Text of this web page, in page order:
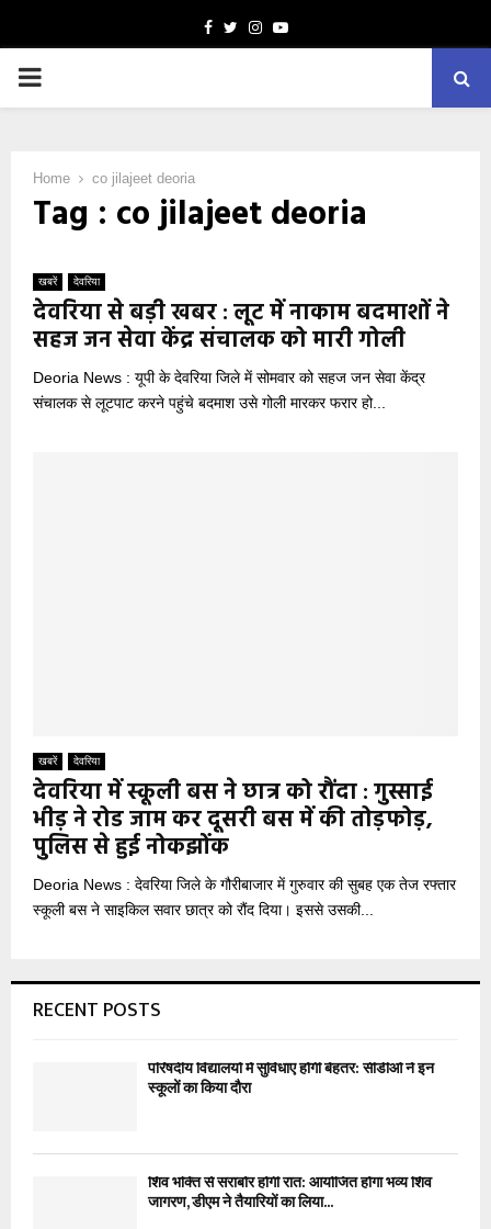
Facebook
TwitterInstagram
Youtube
PRIMARY
Home co jilajeet deoria
Tag : co jilajeet deoria
खबरें देवरिया
देवरिया से बड़ी खबर : लूट में नाकाम बदमाशों ने
सहज जन सेवा केंद्र संचालक को मारी गोली
Deoria News : यूपी के देवरिया जिले में सोमवार को सहज जन सेवा केंद्र
संचालक से लूटपाट करने पहुंचे बदमाश उसे गोली मारकर फरार हो...
खबरें देवरिया
देवरिया में स्कूली बस ने छात्र को रौंदा : गुस्साई
भीड़ ने रोड जाम कर दूसरी बस में की तोड़फोड़,
पुलिस से हुई नोकझोंक
Deoria News : देवरिया जिले के गौरीबाजार में गुरुवार की सुबह एक तेज रफ्तार
स्कूली बस ने साइकिल सवार छात्र को रौंद दिया। इससे उसकी...
RECENT POSTS
परिषदीय विद्यालयों में सुविधाएं होंगी बेहतर: सीडीओ ने इन
स्कूलों का किया दौरा
शिव भक्ति से सराबोर होगी रात: आयोजित होगा भव्य शिव
जागरण, डीएम ने तैयारियों का लिया...